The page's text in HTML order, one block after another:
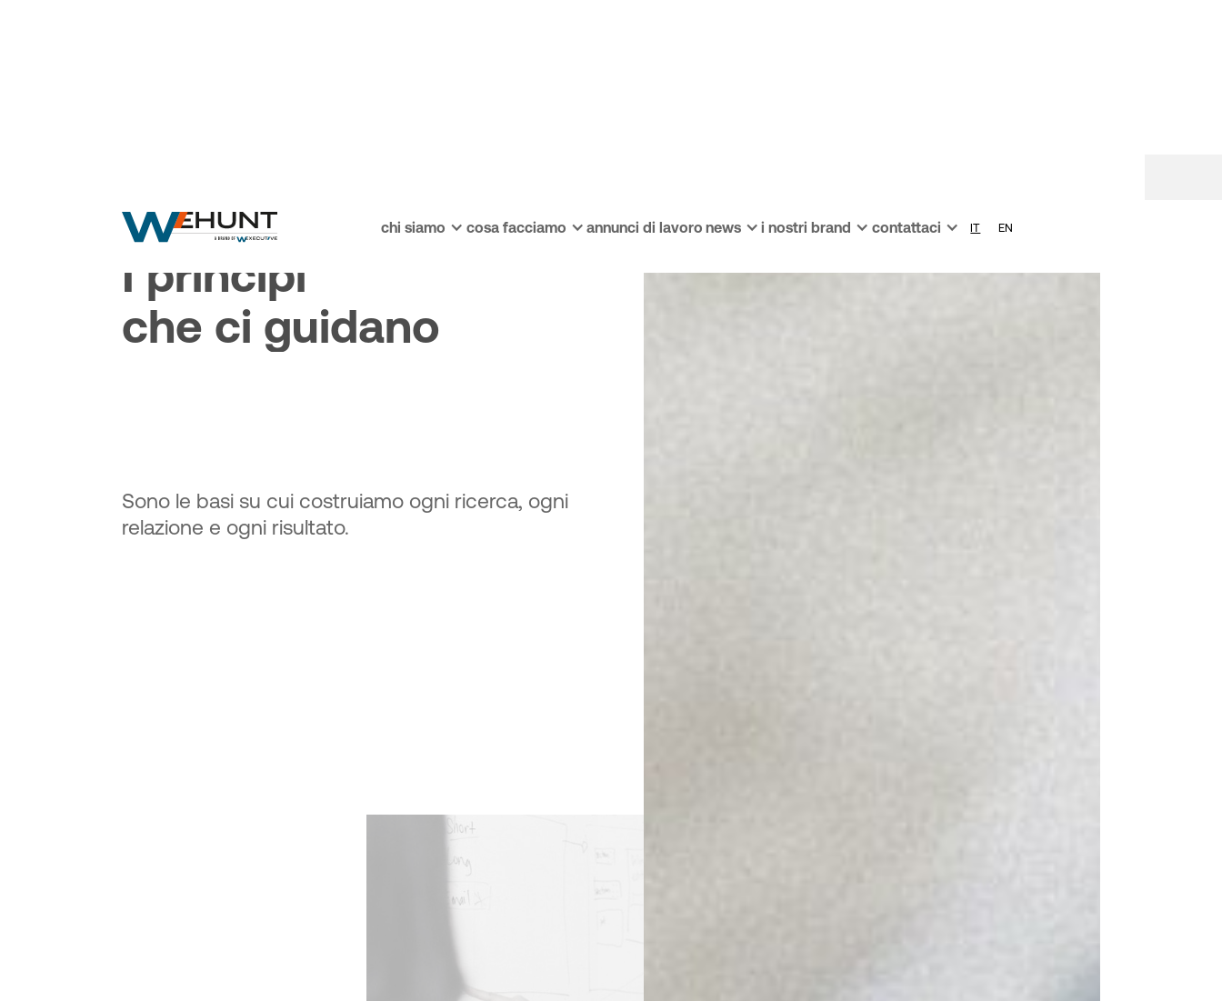
chi siamo cosa facciamo annunci di lavoro news i nostri brand contattaci IT EN
I principi
che ci guidano
Sono le basi su cui costruiamo ogni ricerca, ogni
relazione e ogni risultato.